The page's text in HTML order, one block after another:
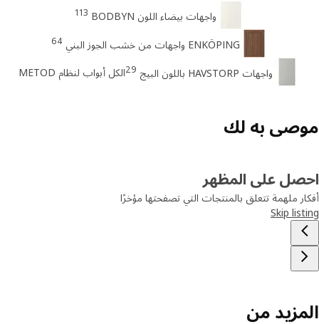
واجهات بيضاء اللون BODBYN 113
ENKÖPING واجهات من خشب الجوز البني 64
واجهات HAVSTORP باللون البيج الكل أبواب لنظام METOD
به لك
على المظهر
ملهمة تتعلق بالمنتجات التي تصفحتها مؤخرًا
Skip
من